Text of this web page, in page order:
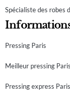
Spécialiste des robes
Pressing Paris
Meilleur pressing Paris
Pressing express Paris